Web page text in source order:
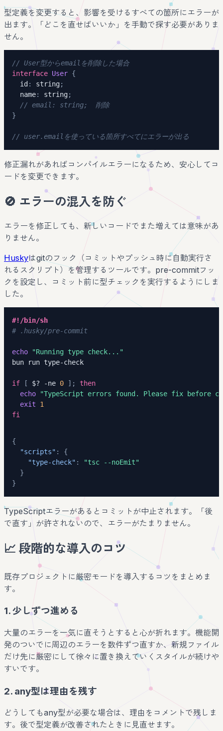
型定義を変更すると、影響を受けるすべての箇所にエラーが
出ます。「どこを直せばいいか」を手動で探す必要がありま
せん。
// User型からemailを削除した場合
interface User {
  id
: string;
  name
: string;
// email: string;  削除
}
// user.emailを使っている箇所すべてにエラーが出る
修正漏れがあればコンパイルエラーになるため、安心してコ
ードを変更できます。
🚫 エラーの混入を防ぐ
エラーを修正しても、新しいコードでまた増えては意味があ
りません。
Huskyはgitのフック（コミットやプッシュ時に自動実行さ
れるスクリプト）を管理するツールです。pre-commitフッ
クを設定し、コミット前に型チェックを実行するようにしま
した。
#!/bin/sh
# .husky/pre-commit
echo
"Running type check..."
if [ $? -ne 0 ] ;
then
echo
"TypeScript errors found. Please fix before
exit
1
fi
{
"scripts" :
{
"type-check" :
"tsc --noEmit"
}
}
TypeScriptエラーがあるとコミットが中止されます。「後
で直す」が許されないので、エラーがたまりません。
📈 段階的な導入のコツ
既存プロジェクトに厳密モードを導入するコツをまとめま
す。
1. 少しずつ進める
大量のエラーを一気に直そうとすると心が折れます。機能開
発のついでに周辺のエラーを数件ずつ直すか、新規ファイル
だけ先に厳密にして徐々に置き換えていくスタイルが続けや
すいです。
2. any型は理由を残す
どうしてもany型が必要な場合は、理由をコメントで残しま
す。後で型定義が改善されたときに見直せます。